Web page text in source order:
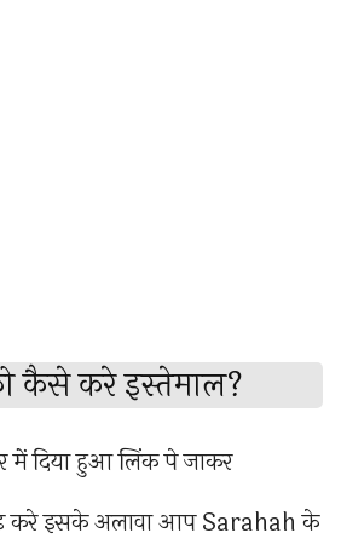
कैसे करे इस्तेमाल?
दिया हुआ लिंक पे जाकर
करे इसके अलावा आप Sarahah के